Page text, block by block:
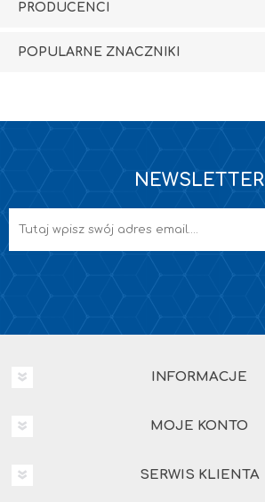
PRODUCENCI
POPULARNE ZNACZNIKI
NEWSLETTER
INFORMACJE
MOJE KONTO
SERWIS KLIENTA